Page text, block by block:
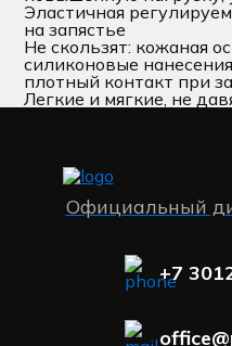
Эластичная
на запястье
Не скользят: кожаная
силиконовые
плотный контакт при
Легкие и мягкие, не
Официальный
+7